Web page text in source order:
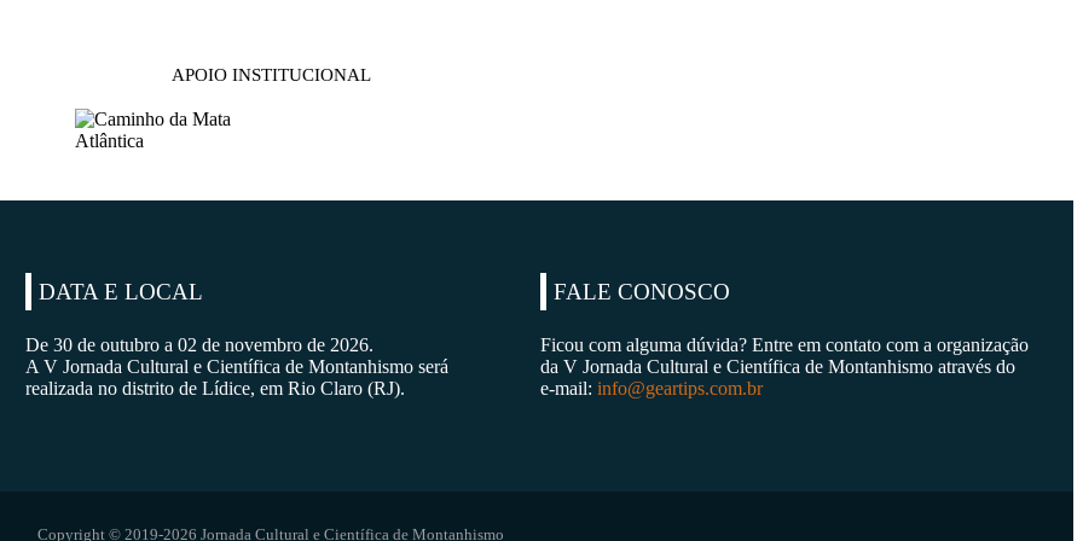
APOIO INSTITUCIONAL
DATA E LOCAL
De 30 de outubro a 02 de novembro de 2026.
A V Jornada Cultural e Científica de Montanhismo será
realizada no distrito de Lídice, em Rio Claro (RJ).
FALE CONOSCO
Ficou com alguma dúvida? Entre em contato com a organização
da V Jornada Cultural e Científica de Montanhismo através do
e-mail:info@geartips.com.br
Copyright © 2019-2026 Jornada Cultural e Científica de Montanhismo